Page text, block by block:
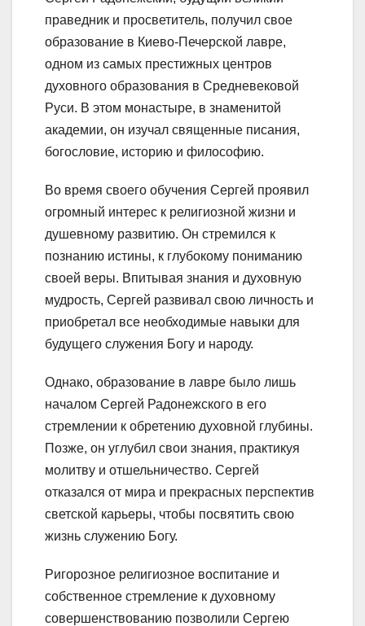
праведник и просветитель, получил свое
образование в Киево-Печерской лавре,
одном из самых престижных центров
духовного образования в Средневековой
Руси. В этом монастыре, в знаменитой
академии, он изучал священные писания,
богословие, историю и философию.
Во время своего обучения Сергей проявил
огромный интерес к религиозной жизни и
душевному развитию. Он стремился к
познанию истины, к глубокому пониманию
своей веры. Впитывая знания и духовную
мудрость, Сергей развивал свою личность и
приобретал все необходимые навыки для
будущего служения Богу и народу.
Однако, образование в лавре было лишь
началом Сергей Радонежского в его
стремлении к обретению духовной глубины.
Позже, он углубил свои знания, практикуя
молитву и отшельничество. Сергей
отказался от мира и прекрасных перспектив
светской карьеры, чтобы посвятить свою
жизнь служению Богу.
Ригорозное религиозное воспитание и
собственное стремление к духовному
совершенствованию позволили Сергею